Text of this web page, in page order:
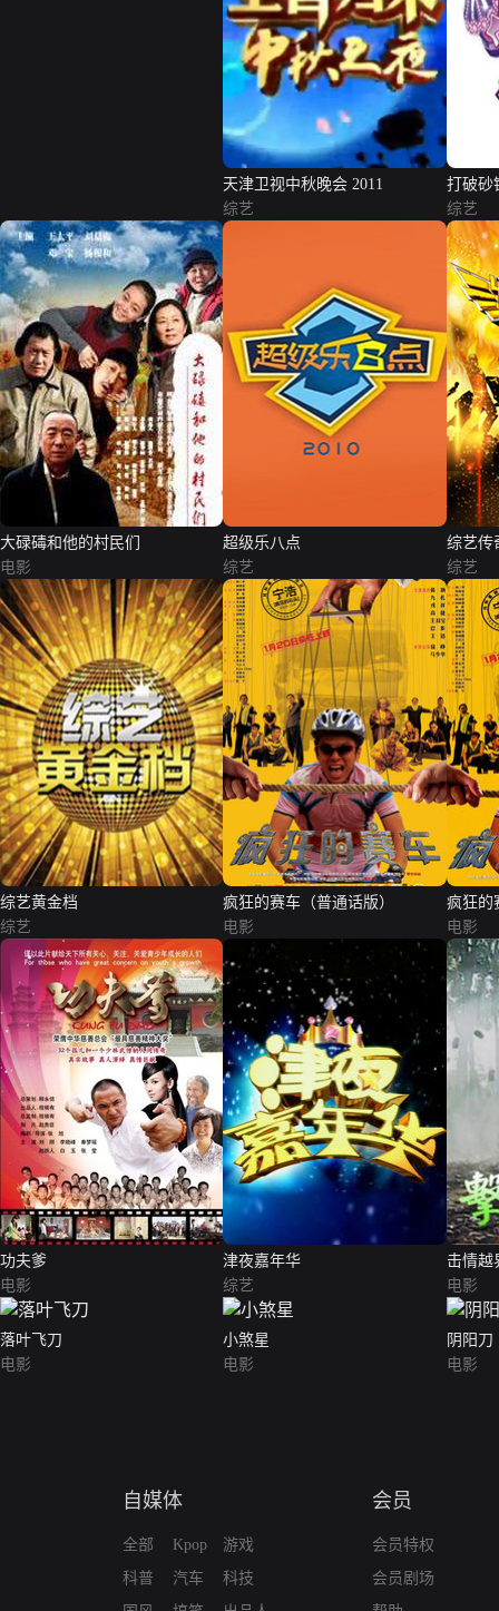
天津卫视中秋晚会 2011
综艺
打破砂
综艺
大碌碡和他的村民们
电影
超级乐八点
综艺
综艺传
综艺
综艺黄金档
综艺
疯狂的赛车（普通话版）
电影
疯狂的
电影
功夫爹
电影
津夜嘉年华
综艺
击情越
电影
落叶飞刀
电影
小煞星
电影
阴阳刀
电影
自媒体
全部
科普
Kpop
汽车
游戏
科技
会员
会员特权
会员剧场